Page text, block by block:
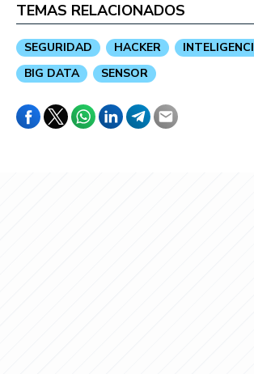
TEMAS RELACIONADOS
SEGURIDAD HACKER
BIG DATA
SENSOR